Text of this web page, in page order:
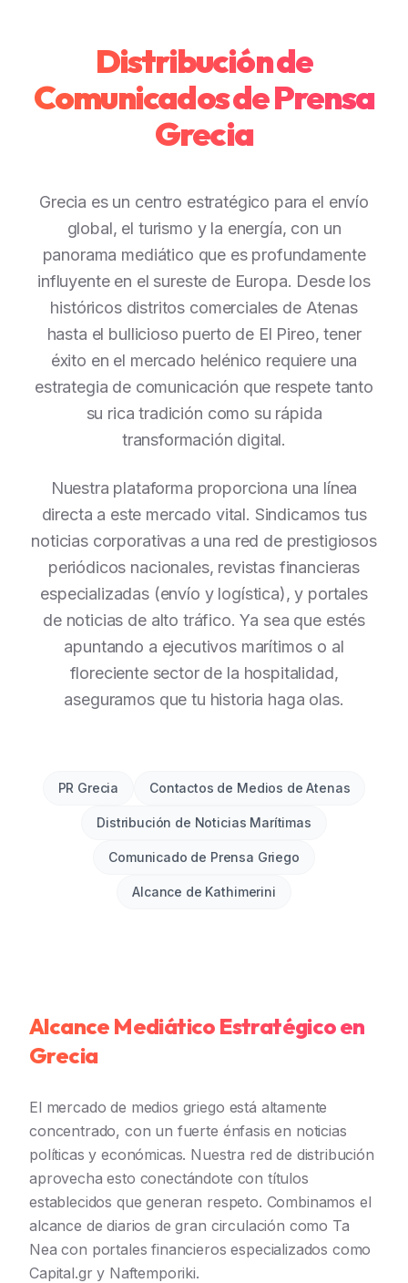
Distribución de
Comunicados de Prensa
Grecia
Grecia es un centro estratégico para el envío
global, el turismo y la energía, con un
panorama mediático que es profundamente
influyente en el sureste de Europa. Desde los
históricos distritos comerciales de Atenas
hasta el bullicioso puerto de El Pireo, tener
éxito en el mercado helénico requiere una
estrategia de comunicación que respete tanto
su rica tradición como su rápida
transformación digital.
Nuestra plataforma proporciona una línea
directa a este mercado vital. Sindicamos tus
noticias corporativas a una red de prestigiosos
periódicos nacionales, revistas financieras
especializadas (envío y logística), y portales
de noticias de alto tráfico. Ya sea que estés
apuntando a ejecutivos marítimos o al
floreciente sector de la hospitalidad,
aseguramos que tu historia haga olas.
PR Grecia Contactos de Medios de Atenas
Distribución de Noticias Marítimas
Comunicado de Prensa Griego
Alcance de Kathimerini
Alcance Mediático Estratégico en
Grecia
El mercado de medios griego está altamente
concentrado, con un fuerte énfasis en noticias
políticas y económicas. Nuestra red de distribución
aprovecha esto conectándote con títulos
establecidos que generan respeto. Combinamos el
alcance de diarios de gran circulación como Ta
Nea con portales financieros especializados como
Capital.gr y Naftemporiki.